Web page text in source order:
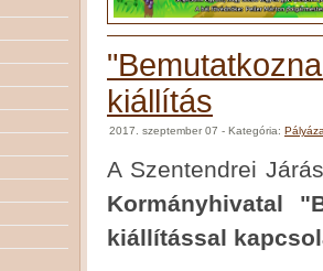
kiállítás
2017. szeptember 07 - Kategória:
A Szentendrei
Kormányhivatal
kiállítással